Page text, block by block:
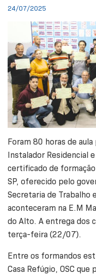
24/07/2025
Foram 80 horas de
Instalador Residencial
certificado de
SP, oferecido pelo
Secretaria de Trabalho
aconteceram na E.M
do Alto. A entrega dos
terça-feira (22/07).
Entre os formandos
Casa Refúgio, OSC